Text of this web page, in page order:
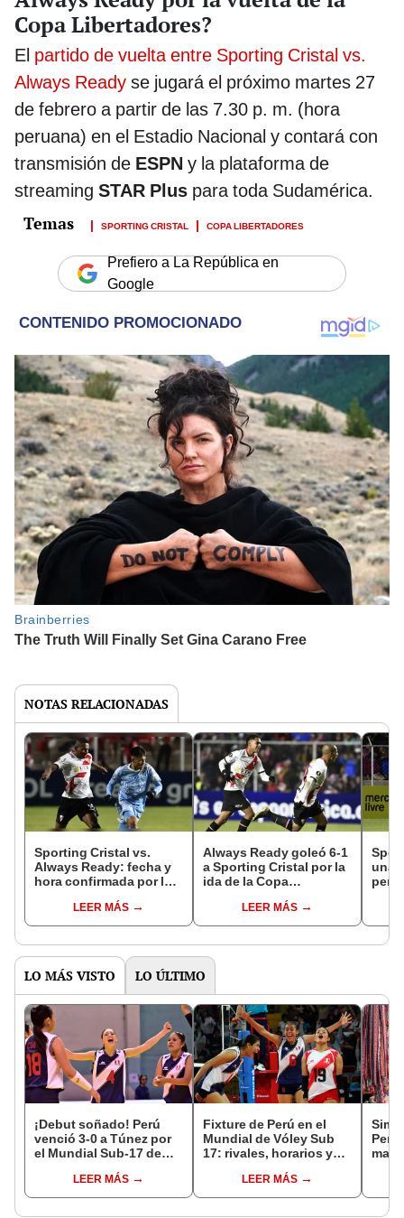
Copa Libertadores?
El partido de vuelta entre Sporting Cristal vs.
Always Ready se jugará el próximo martes 27
de febrero a partir de las 7.30 p. m. (hora
peruana) en el Estadio Nacional y contará con
transmisión de ESPN y la plataforma de
streaming STAR Plus para toda Sudamérica.
SPORTING CRISTAL COPA LIBERTADORES
Prefiero a La República en
Google
NOTAS RELACIONADAS
Sporting Cristal vs.
Always Ready: fecha y
hora confirmada por la
Libertadores
LEER MÁS
Always Ready goleó 6-1
a Sporting Cristal por la
ida de la Copa
LEER MÁS
una
LO MÁS VISTO LO ÚLTIMO
¡Debut soñado! Perú
venció 3-0 a Túnez por
el Mundial Sub-17 de
LEER MÁS
Fixture de Perú en el
Mundial de Vóley Sub
17: rivales, horarios y
selección en el torneo
LEER MÁS
Perú
país"